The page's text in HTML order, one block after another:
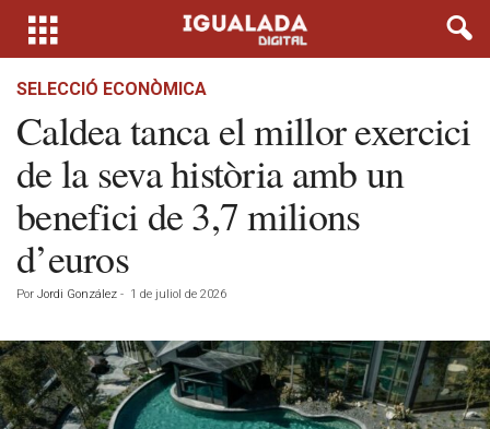
SELECCIÓ ECONÒMICA
Caldea tanca el millor exercici
de la seva història amb un
benefici de 3,7 milions
d’euros
Por Jordi González - 1 de juliol de 2026